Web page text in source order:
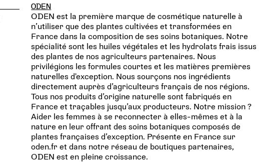
ODEN
ODEN est la première marque de cosmétique naturelle à
n’utiliser que des plantes cultivées et transformées en
France dans la composition de ses soins botaniques. Notre
spécialité sont les huiles végétales et les hydrolats frais issus
des plantes de nos agriculteurs partenaires. Nous
privilégions les formules courtes et les matières premières
naturelles d'exception. Nous sourçons nos ingrédients
directement auprès d’agriculteurs français de nos régions.
Tous nos produits d’origine naturelle sont fabriqués en
France et traçables jusqu’aux producteurs. Notre mission ?
Aider les femmes à se reconnecter à elles-mêmes et à la
nature en leur offrant des soins botaniques composés de
plantes françaises d’exception. Présente en France sur
oden.fr et dans notre réseau de boutiques partenaires,
ODEN est en pleine croissance.